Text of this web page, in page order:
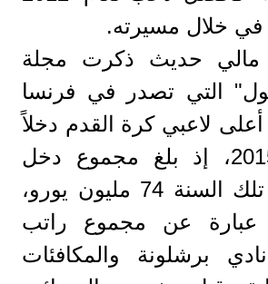
في خلال مسيرته.
مالي حديث ذكرت مجلة
التي تصدر في فرنسا
لاعبي كرة القدم دخلاً
خلال سنة 2015، إذ بلغ مجموع دخل
اللاعب خلال تلك السنة 74 مليون يورو،
عبارة عن مجموع راتب
برشلونة والمكافئات